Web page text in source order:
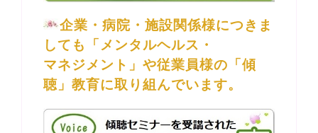
企業・病院・施設関係様につきま
しても「メンタルヘルス・
マネジメント」や従業員様の「傾
聴」教育に取り組んでいます。